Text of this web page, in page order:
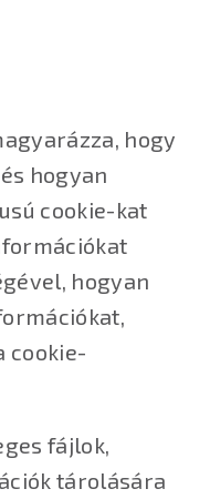
hogy
hogyan
cookie-kat
hogyan
cookie-
fájlok,
tárolására